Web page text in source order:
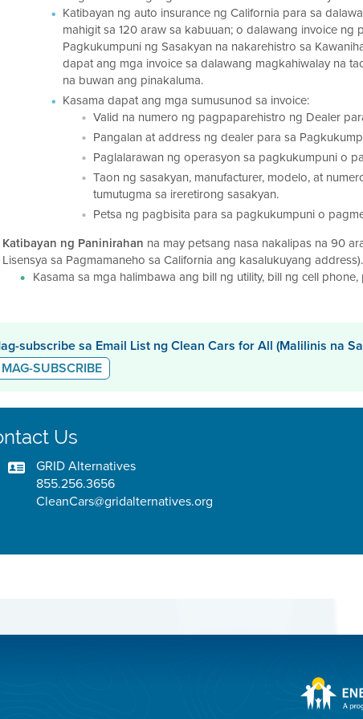
Katibayan ng auto insurance ng California para sa
mahigit sa 120 araw sa kabuuan; o dalawang invoice
Pagkukumpuni ng Sasakyan na nakarehistro sa
dapat ang mga invoice sa dalawang magkahiwalay na
na buwan ang pinakaluma.
Kasama dapat ang mga sumusunod sa invoice:
Valid na numero ng pagpaparehistro ng Dealer
Pangalan at address ng dealer para sa
Paglalarawan ng operasyon sa pagkukumpuni o
Taon ng sasakyan, manufacturer, modelo, at
tumutugma sa ireretirong sasakyan.
Petsa ng pagbisita para sa pagkukumpuni o
Katibayan ng Paninirahan na may petsang nasa nakalipas na 90
Lisensya sa Pagmamaneho sa California ang kasalukuyang address).
Kasama sa mga halimbawa ang bill ng utility, bill ng cell
subscribe sa Email List ng Clean Cars for All (Malilinis na
SUBSCRIBE
Us
GRID Alternatives
855.256.3656
CleanCars@gridalternatives.org